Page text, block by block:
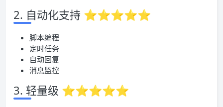
2. 自动化支持 ⭐⭐⭐⭐⭐
脚本编程
定时任务
自动回复
消息监控
3. 轻量级 ⭐⭐⭐⭐⭐